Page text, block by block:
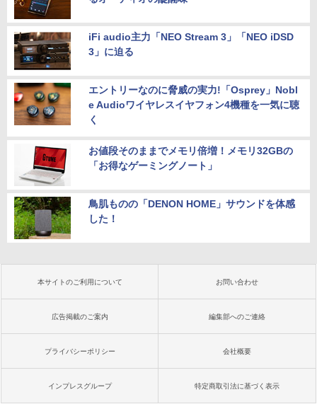
iFi audio主力「NEO Stream 3」「NEO iDSD
3」に迫る
エントリーなのに脅威の実力!「Osprey」Nobl
e Audioワイヤレスイヤフォン4機種を一気に聴
く
お値段そのままでメモリ倍増！メモリ32GBの
「お得なゲーミングノート」
鳥肌ものの「DENON HOME」サウンドを体感
した！
本サイトのご利用について お問い合わせ
広告掲載のご案内 編集部へのご連絡
プライバシーポリシー 会社概要
インプレスグループ 特定商取引法に基づく表示